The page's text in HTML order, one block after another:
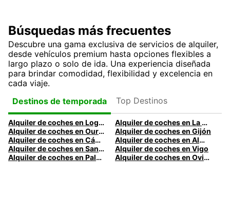
Búsquedas más frecuentes
Descubre una gama exclusiva de servicios de alquiler,
desde vehículos premium hasta opciones flexibles a
largo plazo o solo de ida. Una experiencia diseñada
para brindar comodidad, flexibilidad y excelencia en
cada viaje.
Destinos de temporada
Top Destinos
Alquiler de coches en Logroño
Alquiler de coches en La Coruña
Alquiler de coches en Ourense
Alquiler de coches en Gijón
Alquiler de coches en Cádiz
Alquiler de coches en Almería
Alquiler de coches en Santander
Alquiler de coches en Vigo
Alquiler de coches en Palma
Alquiler de coches en Oviedo